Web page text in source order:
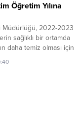
Öğretim Yılına
Müdürlüğü, 2022-2023
sağlıklı bir ortamda
daha temiz olması için
yıkama hizmeti verdi.
ise temizlik ve